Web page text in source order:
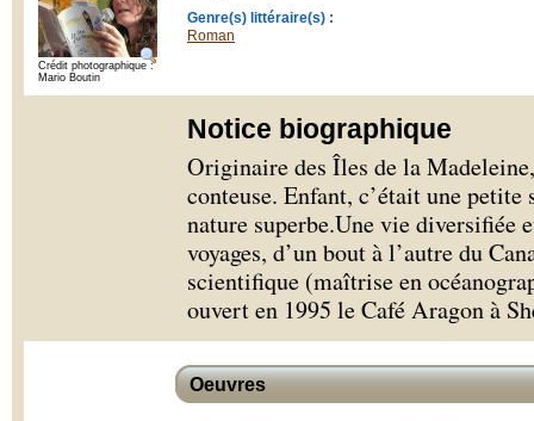
Crédit photographique :
Mario Boutin
Genre(s) littéraire(s) :
Roman
Notice biographique
Originaire des Îles de la
conteuse. Enfant, c’était une petite
nature superbe.Une vie diversifiée
voyages, d’un bout à l’autre du
scientifique (maîtrise en
ouvert en 1995 le Café Aragon à
Oeuvres